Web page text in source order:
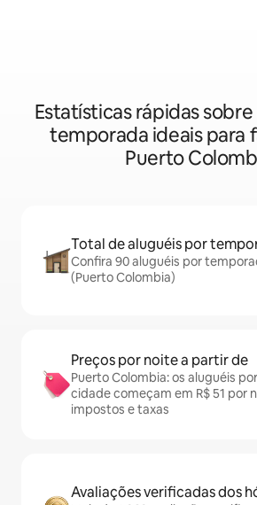
Estatísticas rápidas
temporada ideais para
Puerto
Total de aluguéis por
Confira 90 aluguéis por
(Puerto Colombia)
Preços por noite a partir de
Puerto Colombia: os aluguéis
cidade começam em R$ 51 por
impostos e taxas
Avaliações verificadas dos